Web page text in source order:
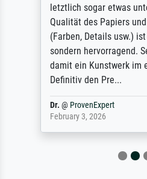
letztlich sogar etwas
Qualität des Papiers
(Farben, Details usw.)
sondern hervorragend.
damit ein Kunstwerk im
Definitiv den Pre...
Dr. @ ProvenExpert
February 3, 2026